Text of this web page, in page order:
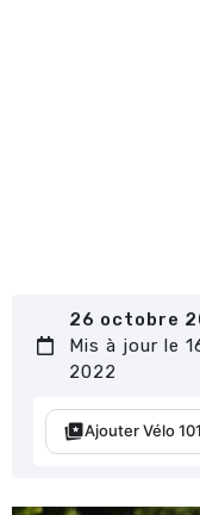
26 octobre
Mis à jour le
2022
Ajouter Vélo